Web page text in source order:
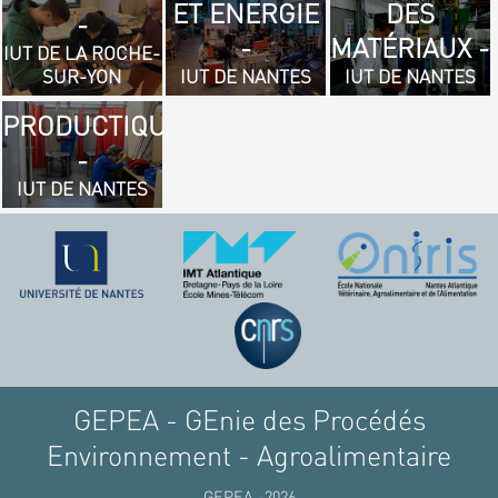
-
IUT DE LA ROCHE-
SUR-YON
ET ENERGIE
-
IUT DE NANTES
DES
MATÉRIAUX -
IUT DE NANTES
- GÉNIE
MÉCANIQUE
ET
PRODUCTIQUE
-
IUT DE NANTES
GEPEA - GEnie des Procédés
Environnement - Agroalimentaire